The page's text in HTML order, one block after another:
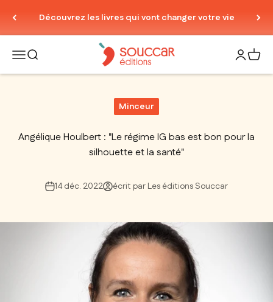
💛 Les ebooks à prix doux de l'été 🡢
Ouvrir la navigation
Ouvrir la rechercheThierry Souccar Editions Ouvrir
Voir
Minceur
Angélique Houlbert : "Le régime IG bas est bon pour la
silhouette et la santé"
14 déc. 2022 écrit par Les éditions Souccar